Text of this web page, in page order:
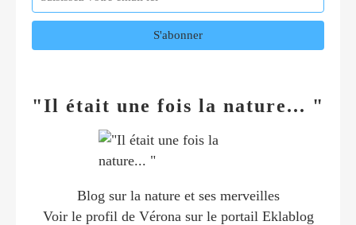
"Il était une fois la nature... "
Blog sur la nature et ses merveilles
Voir le profil de Véronasur le portail Eklablog